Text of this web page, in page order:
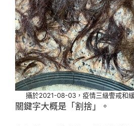
攝於2021-08-03，疫情三級警戒和
關鍵字大概是「割捨」。